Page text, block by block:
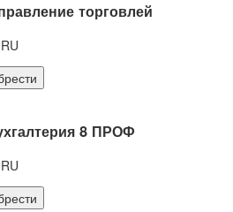
торговлей
8 ПРОФ